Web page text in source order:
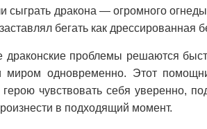
сыграть дракона — огромного
бегать как дрессированная
драконские проблемы решаются
миром одновременно. Этот
чувствовать себя уверенно,
в подходящий момент.